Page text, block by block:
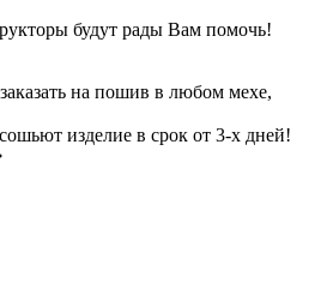
будут рады Вам помочь!
на пошив в любом мехе,
изделие в срок от 3-х дней!